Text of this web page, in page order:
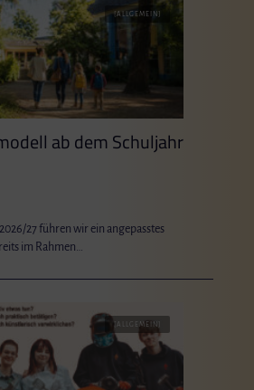
[ALLGEMEIN]
ab dem Schuljahr
27 führen wir ein angepasstes
im Rahmen…
[ALLGEMEIN]